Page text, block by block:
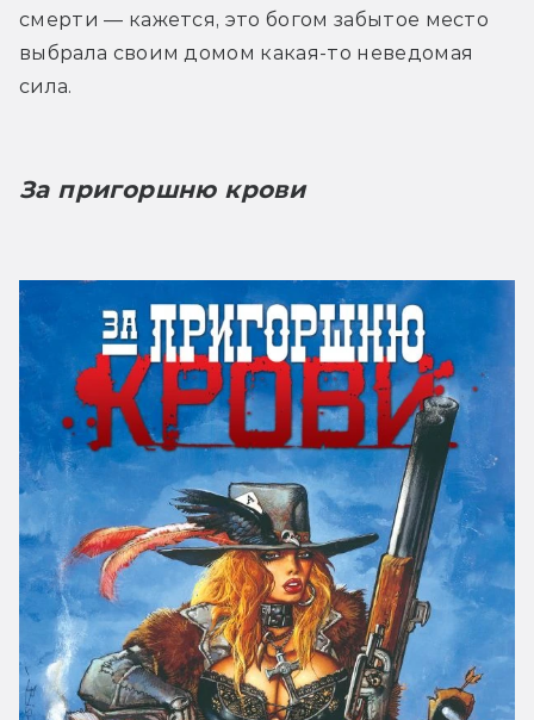
смерти — кажется, это богом забытое место
выбрала своим домом какая-то неведомая
сила.
За пригоршню крови